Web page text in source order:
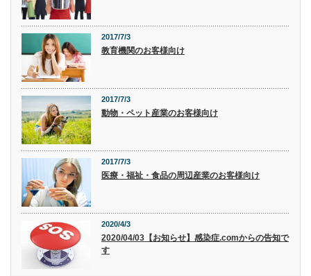
2017/7/3
教育機関のお客様向け
2017/7/3
動物・ペット産業のお客様向け
2017/7/3
医療・福祉・食品の周辺産業のお客様向け
2020/4/3
2020/04/03【お知らせ】感染症.comからの告知で
す